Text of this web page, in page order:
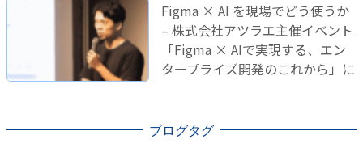
Figma × AI を現場でどう使うか
– 株式会社アツラエ主催イベント
「Figma × AIで実現する、エン
タープライズ開発のこれから」に
ブログタグ